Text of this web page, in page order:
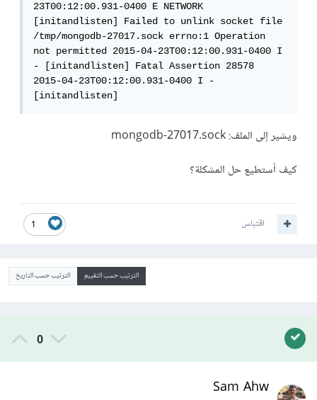
23T00:12:00.931-0400 E NETWORK
[initandlisten] Failed to unlink socket file
/tmp/mongodb-27017.sock errno:1 Operation
not permitted 2015-04-23T00:12:00.931-0400 I
- [initandlisten] Fatal Assertion 28578
2015-04-23T00:12:00.931-0400 I -
[initandlisten]
ويشير إلى الملف: mongodb-27017.sock
كيف أستطيع حل المشكلة؟
1 اقتباس
الترتيب حسب التقييم الترتيب حسب التاريخ
0
Sam Ahw